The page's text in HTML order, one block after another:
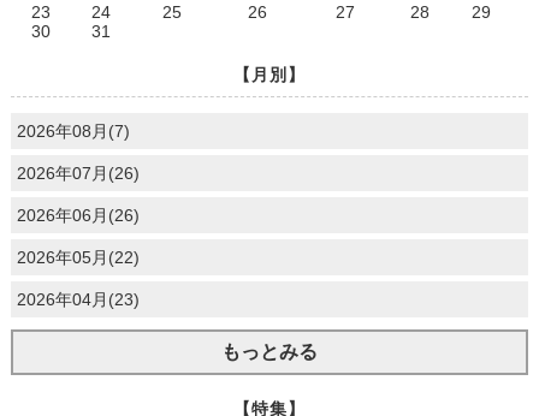
23
24 25 26 27 28
29
30
31
【月別】
2026年08月(7)
2026年07月(26)
2026年06月(26)
2026年05月(22)
2026年04月(23)
もっとみる
【特集】